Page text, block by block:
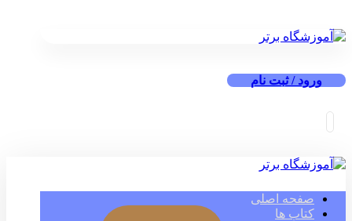
ورود / ثبت نام
صفحه اصلی
کتاب ها